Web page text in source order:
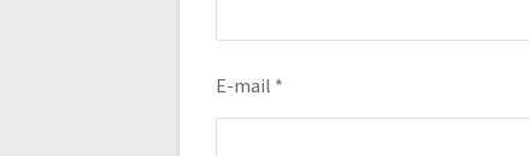
E-mail *